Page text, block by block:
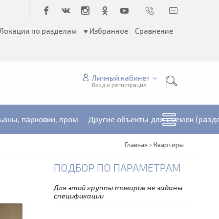
по разделам ♥ Избранное Сравнение
Личный кабинет
Вход и регистрация
парковки, пром Другие объекты для съемок
Главная »Квартиры
ПОДБОР ПО ПАРАМЕТРАМ
Для этой группы товаров не заданы
спецификации